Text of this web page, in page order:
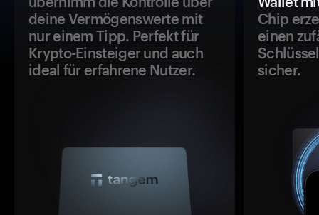
deine Vermögenswerte mit
nur einem Tipp. Perfekt für
Krypto-Einsteiger und auch
ideal für erfahrene Nutzer.
Chip
einen
sicher.